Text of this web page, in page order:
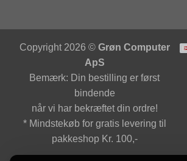
Copyright 2026 © Grøn Computer
ApS
Bemærk: Din bestilling er først
bindende
når vi har bekræftet din ordre!
* Mindstekøb for gratis levering til
pakkeshop Kr. 100,-